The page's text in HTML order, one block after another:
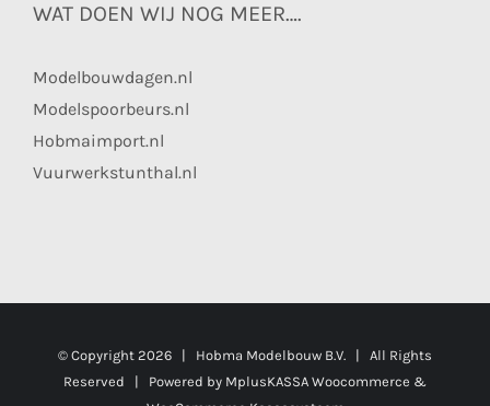
WAT DOEN WIJ NOG MEER….
Modelbouwdagen.nl
Modelspoorbeurs.nl
Hobmaimport.nl
Vuurwerkstunthal.nl
© Copyright 2026 | Hobma Modelbouw B.V. | All Rights
Reserved | Powered by MplusKASSA Woocommerce &